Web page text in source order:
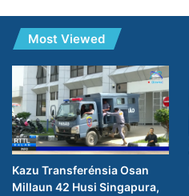
Most Viewed
Kazu Transferénsia Osan
Millaun 42 Husi Singapura,